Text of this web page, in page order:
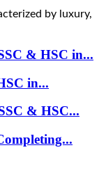
by luxury,
& HSC in...
in...
& HSC...